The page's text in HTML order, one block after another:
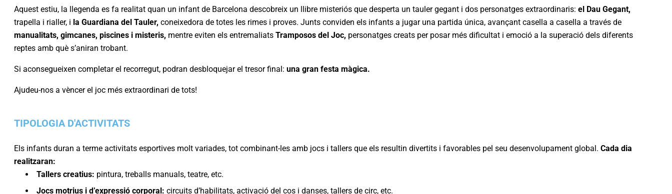
Aquest estiu, la llegenda es fa realitat quan un infant de Barcelona descobreix un llibre misteriós que desperta un tauler gegant i dos personatges extraordinaris: el Dau Gegant,
trapella i rialler, i la Guardiana del Tauler, coneixedora de totes les rimes i proves. Junts conviden els infants a jugar una partida única, avançant casella a casella a través de
manualitats, gimcanes, piscines i misteris, mentre eviten els entremaliats Tramposos del Joc, personatges creats per posar més dificultat i emoció a la superació dels diferents
reptes amb què s’aniran trobant.
Si aconsegueixen completar el recorregut, podran desbloquejar el tresor final: una gran festa màgica.
Ajudeu-nos a vèncer el joc més extraordinari de tots!
TIPOLOGIA D'ACTIVITATS
Els infants duran a terme activitats esportives molt variades, tot combinant-les amb jocs i tallers que els resultin divertits i favorables pel seu desenvolupament global. Cada dia
realitzaran:
Tallers creatius: pintura, treballs manuals, teatre, etc.
Jocs motrius i d’expressió corporal: circuits d’habilitats, activació del cos i danses, tallers de circ, etc.